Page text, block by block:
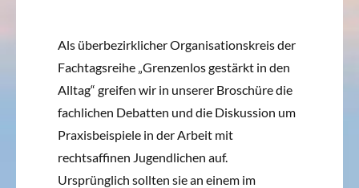
Als überbezirklicher Organisationskreis der
Fachtagsreihe „Grenzenlos gestärkt in den
Alltag“ greifen wir in unserer Broschüre die
fachlichen Debatten und die Diskussion um
Praxisbeispiele in der Arbeit mit
rechtsaffinen Jugendlichen auf.
Ursprünglich sollten sie an einem im